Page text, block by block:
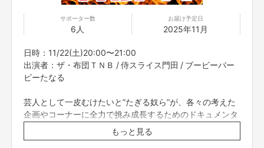
サポーター数
6人
お届け予定日
2025年11月
日時：11/22(土)20:00〜21:00
出演者：ザ・布団ＴＮＢ / 侍スライス門田 / ブービーバー
ビーたなる
芸人として一皮むけたいと”たぎる奴ら”が、各々の考えた
企画やコーナーに全力で挑み成長するためのドキュメンタ
リー！
元気にやるぜ！！！
もっと見る